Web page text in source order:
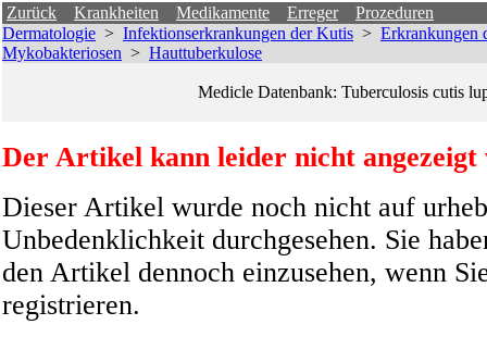
Zurück Krankheiten Medikamente Erreger
Prozeduren
Dermatologie > Infektionserkrankungen der Kutis > Erkrankungen
Mykobakteriosen > Hauttuberkulose
Medicle Datenbank: Tuberculosis cutis
Der Artikel kann leider nicht angezeigt
Dieser Artikel wurde noch nicht auf
Unbedenklichkeit durchgesehen. Sie
den Artikel dennoch einzusehen, wenn
registrieren.